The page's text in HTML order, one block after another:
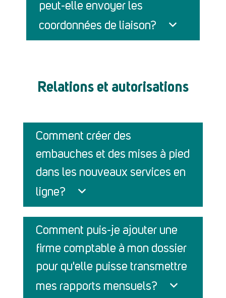
peut-elle envoyer les
coordonnées de liaison?
Relations et autorisations
Comment créer des
embauches et des mises à pied
dans les nouveaux services en
ligne?
Comment puis-je ajouter une
firme comptable à mon dossier
pour qu'elle puisse transmettre
mes rapports mensuels?